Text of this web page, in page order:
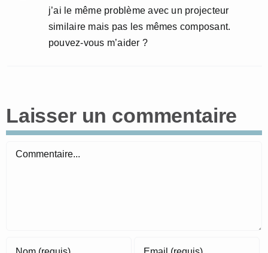
j’ai le même problème avec un projecteur
similaire mais pas les mêmes composant.
pouvez-vous m’aider ?
Laisser un commentaire
Commentaire